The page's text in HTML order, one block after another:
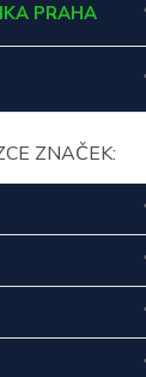
PRAHA
ZNAČEK: